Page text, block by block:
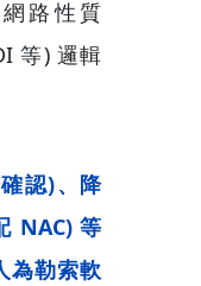
路性質
等) 邏輯
認)、降
NAC) 等
為勒索軟